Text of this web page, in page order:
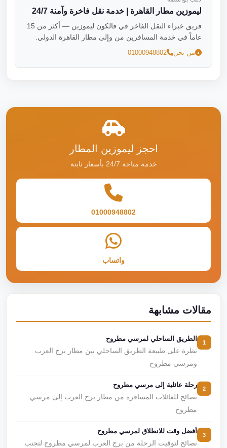
ليموزين مطار القاهرة | خدمة نقل فاخرة وآمنة 24/7
فريق خبراء النقل الفاخر في فالكون ليموزين — أكثر من 15
عاماً في خدمة المسافرين من وإلى مطار القاهرة الدولي.
من نحن 01000948802
احجز ليموزين المطار
خدمة متاحة 24/7 بأسعار ثابتة
01000948802
واتساب
مقالات مشابهة
الطريق الساحلي لمرسي مطروح
نظرة على طبيعة الطريق الساحلي بين مطار برج العرب
ومرسي مطروح
رحلة عائلية إلى مرسي مطروح
نصائح للعائلات المسافرة من مطار برج العرب إلى مرسي
مطروح
أفضل وقت للانطلاق لمرسي مطروح
نصائح لتوقيت الرحلة من برج العرب لمرسي مطروح لتجنب